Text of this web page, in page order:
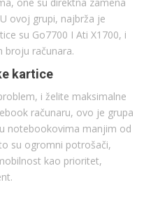
ovoj grupi, najbrža je
su Go7700 I Ati X1700, i
broju računara.
kartice
i želite maksimalne
računaru, ovo je grupa
notebookovima manjim od
su ogromni potrošači,
kao prioritet,